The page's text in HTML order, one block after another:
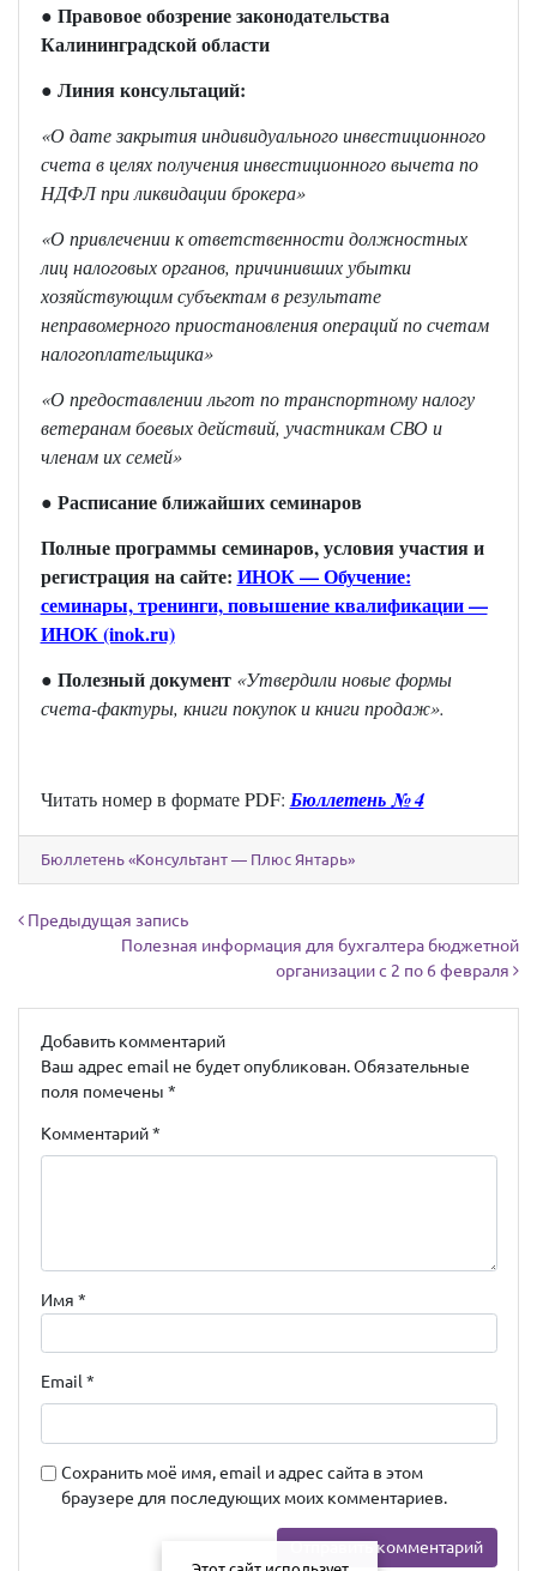
● Правовое обозрение законодательства
Калининградской области
● Линия консультаций:
«О дате закрытия индивидуального инвестиционного
счета в целях получения инвестиционного вычета по
НДФЛ при ликвидации брокера»
«О привлечении к ответственности должностных
лиц налоговых органов, причинивших убытки
хозяйствующим субъектам в результате
неправомерного приостановления операций по счетам
налогоплательщика»
«О предоставлении льгот по транспортному налогу
ветеранам боевых действий, участникам СВО и
членам их семей»
● Расписание ближайших семинаров
Полные программы семинаров, условия участия и
регистрация на сайте: ИНОК — Обучение:
семинары, тренинги, повышение квалификации —
ИНОК (inok.ru)
● Полезный документ «Утвердили новые формы
счета-фактуры, книги покупок и книги продаж».
Читать номер в форматеPDF: Бюллетень № 4
Бюллетень «Консультант — Плюс Янтарь»
Навигация по записям
Предыдущая запись
Полезная информация для бухгалтера бюджетной
организации с 2 по 6 февраля
Добавить комментарий
Ваш адрес email не будет опубликован. Обязательные
поля помечены *
Комментарий*
Имя *
Email*
Сохранить моё имя, email и адрес сайта в этом
браузере для последующих моих комментариев.